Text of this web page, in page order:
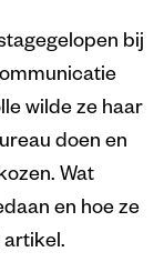
bij
wilde ze haar
doen en
Wat
en hoe ze
artikel.